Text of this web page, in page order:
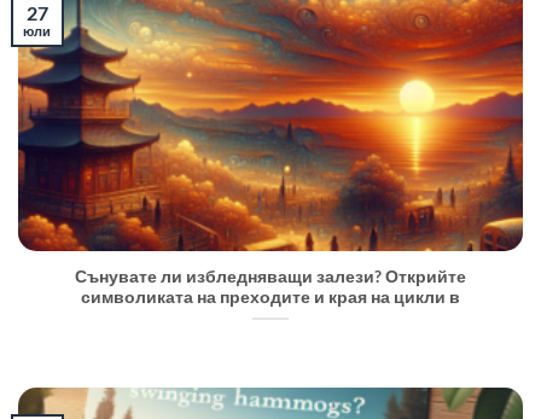
Сънувате ли избледняващи залези? Открийте
символиката на преходите и края на цикли в
27
юли